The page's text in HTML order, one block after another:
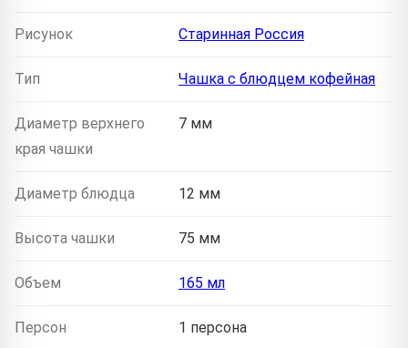
Рисунок Старинная Россия
Тип Чашка с блюдцем кофейная
Диаметр верхнего
края чашки
7 мм
Диаметр блюдца 12 мм
Высота чашки 75 мм
Объем 165 мл
Персон 1 персона